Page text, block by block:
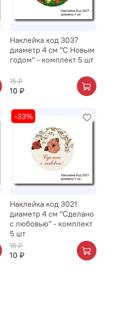
Наклейка код 3037
диаметр 4 см "С Новым
годом" - комплект 5 шт
15 ₽
10 ₽
-33%
Наклейка код 3021
диаметр 4 см "Сделано
с любовью" - комплект
5 шт
15 ₽
10 ₽